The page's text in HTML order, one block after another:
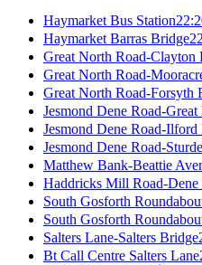
Haymarket Bus Station
Haymarket Barras Bridge
Great North Road-Clayton
Great North Road-
Great North Road-Forsyth
Jesmond Dene Road-
Jesmond Dene Road-Ilford
Jesmond Dene Road-
Matthew Bank-Beattie
Haddricks Mill Road-Dene
South Gosforth
South Gosforth
Salters Lane-Salters Bridge
Bt Call Centre Salters Lane